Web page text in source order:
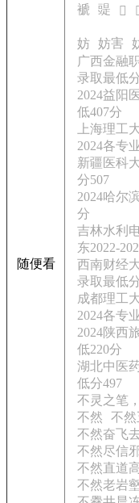
随便看
褫
䜻 𡽔
妨 妨害
广西金融
录取最低
2024益阳
低407分
上海理工
2024各专
新疆医科
分507
2024哈尔
分
吉林水利
东2022-
西南财经
录取最低
成都理工
2024各专
2024陕西
低220分
湖北中医
低分497
不灵之笔
不然
不然
不然奋飞
不然尽信
不然直道
不然老岩